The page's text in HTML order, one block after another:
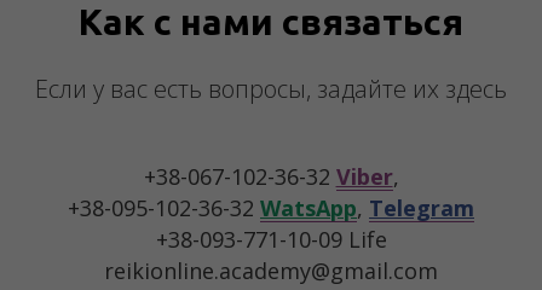
Как с нами связаться
Если у вас есть вопросы, задайте их здесь
+38-067-102-36-32 Viber,
+38-095-102-36-32 WatsApp, Telegram
+38-093-771-10-09 Life
reikionline.academy@gmail.com